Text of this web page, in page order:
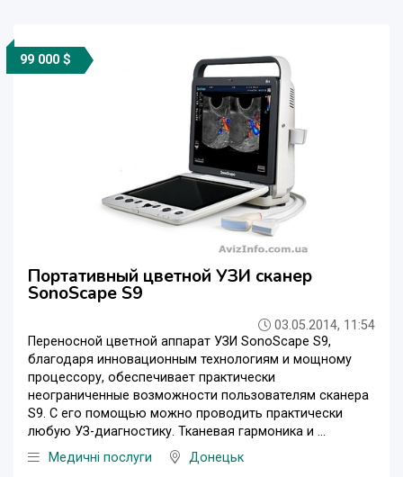
99 000 $
Портативный цветной УЗИ сканер
SonoScape S9
03.05.2014, 11:54
Переносной цветной аппарат УЗИ SonoScape S9,
благодаря инновационным технологиям и мощному
процессору, обеспечивает практически
неограниченные возможности пользователям сканера
S9. С его помощью можно проводить практически
любую УЗ-диагностику. Тканевая гармоника и ...
Медичні послуги
Донецьк